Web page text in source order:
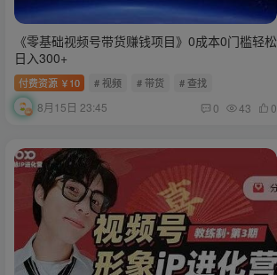
《零基础视频号带货赚钱项目》0成本0门槛轻松
日入300+
付费资源 ￥ 10 # 视频 # 带货 # 查找
8月15日 23:45 0 43 0